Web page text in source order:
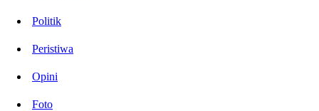
Politik
Peristiwa
Opini
Foto